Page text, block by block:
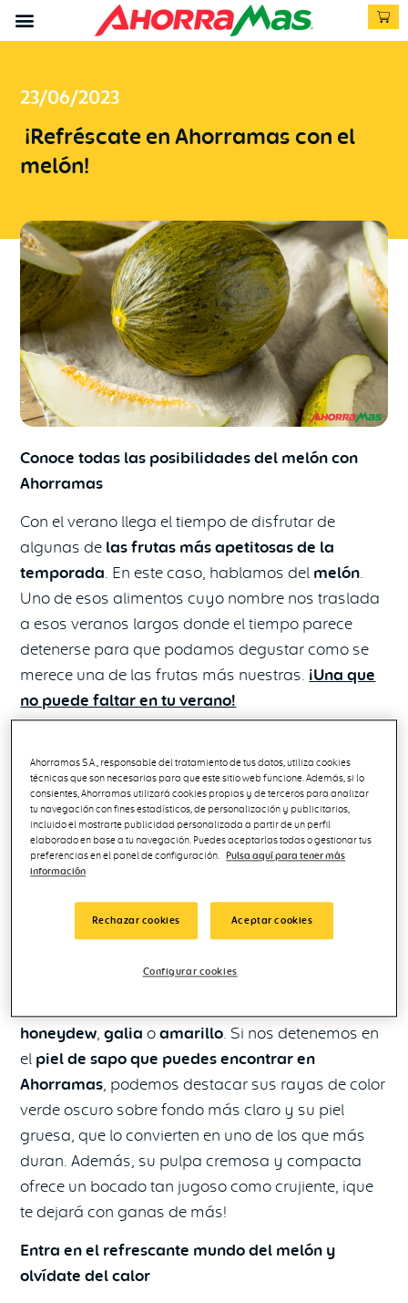
23/06/2023
¡Refréscate en Ahorramas con el
melón!
Conoce todas las posibilidades del melón con
Ahorramas
Con el verano llega el tiempo de disfrutar de
algunas de las frutas más apetitosas de la
temporada. En este caso, hablamos del melón.
Uno de esos alimentos cuyo nombre nos traslada
a esos veranos largos donde el tiempo parece
detenerse para que podamos degustar como se
merece una de las frutas más nuestras. ¡Una que
no puede faltar en tu verano!
como su piel rugosa, de un color normalmente
verde y su pulpa, de diversos tonos de amarillo,
deliciosamente dulce y refrescante. Aunque existen
voces de expertos que sitúan su origen tanto en el
continente asiático como en el africano, de lo que
frutas más apreciadas y consumidas del verano.
forma y color de la piel. Algunos de los más
honeydew ,galiaoamarillo . Si nos detenemos en
el piel de sapo que puedes encontrar en
Ahorramas , podemos destacar sus rayas de color
verde oscuro sobre fondo más claro y su piel
gruesa, que lo convierten en uno de los que más
duran. Además, su pulpa cremosa y compacta
ofrece un bocado tan jugoso como crujiente, ¡que
te dejará con ganas de más!
Entra en el refrescante mundo del melón y
olvídate del calor
Ahorramas S.A., responsable del tratamiento de tus datos, utiliza cookies
técnicas que son necesarias para que este sitio web funcione. Además, si lo
consientes, Ahorramas utilizará cookies propias y de terceros para analizar
tu navegación con fines estadísticos, de personalización y publicitarios,
incluido el mostrarte publicidad personalizada a partir de un perfil
elaborado en base a tu navegación. Puedes aceptarlas todas o gestionar tus
preferencias en el panel de configuración. Pulsa aquí para tener más
información
Rechazar cookies Aceptar cookies
Configurar cookies